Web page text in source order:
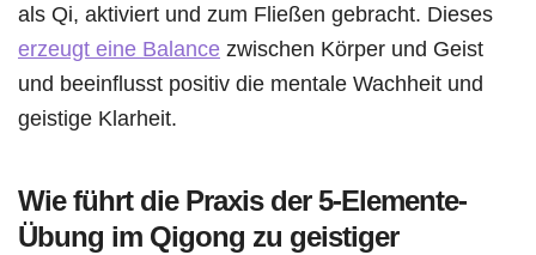
als Qi, aktiviert und zum Fließen gebracht. Dieses
erzeugt eine Balance zwischen Körper und Geist
und beeinflusst positiv die mentale Wachheit und
geistige Klarheit.
Wie führt die Praxis der 5-Elemente-
Übung im Qigong zu geistiger